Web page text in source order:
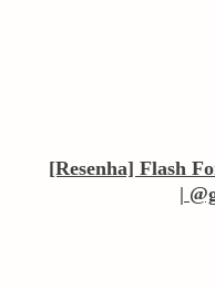
[Resenha] Flash
|